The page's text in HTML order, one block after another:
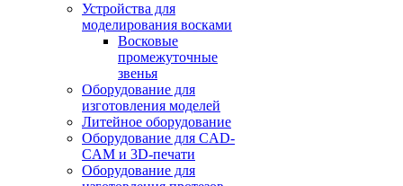
Устройства для
моделирования восками
Восковые
промежуточные
звенья
Оборудование для
изготовления моделей
Литейное оборудование
Оборудование для CAD-
CAM и 3D-печати
Оборудование для